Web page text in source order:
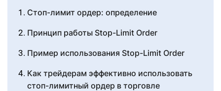
Стоп-лимит ордер: определение
Принцип работы Stop-Limit Order
Пример использования Stop-Limit Order
Как трейдерам эффективно использовать
стоп-лимитный ордер в торговле